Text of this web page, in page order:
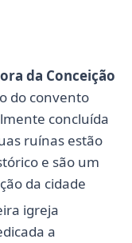
da Conceição
do convento
concluída
ruínas estão
e são um
da cidade
igreja
a